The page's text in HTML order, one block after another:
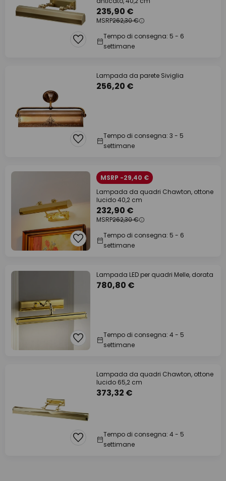
235,90 €
MSRP262,30 €
Tempo di consegna: 5 - 6
settimane
Lampada da parete Siviglia
256,20 €
Tempo di consegna: 3 - 5
settimane
MSRP -29,40 €
Lampada da quadri Chawton, ottone
lucido 40,2 cm
232,90 €
MSRP262,30 €
Tempo di consegna: 5 - 6
settimane
Lampada LED per quadri Melle, dorata
780,80 €
Tempo di consegna: 4 - 5
settimane
Lampada da quadri Chawton, ottone
lucido 65,2 cm
373,32 €
Tempo di consegna: 4 - 5
settimane